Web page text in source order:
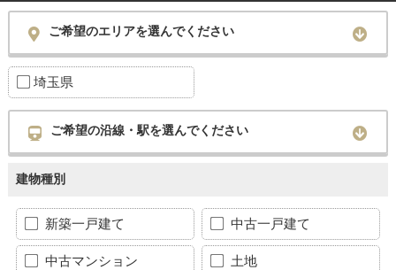
ご希望のエリアを選んでください
埼玉県
ご希望の沿線・駅を選んでください
建物種別
新築一戸建て 中古一戸建て
中古マンション 土地